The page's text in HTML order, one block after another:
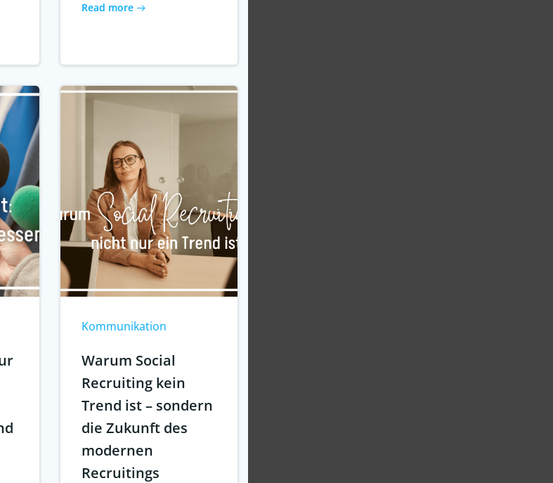
Read more
Kommunikation
Warum Social
Recruiting kein
Trend ist – sondern
die Zukunft des
modernen
Recruitings